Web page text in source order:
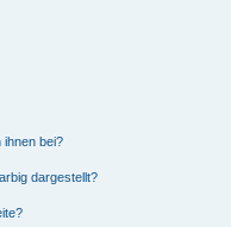
ihnen bei?
dargestellt?